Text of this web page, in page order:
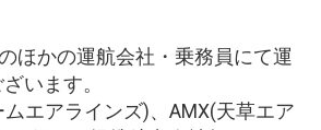
ほかの運航会社・乗務員にて運
います。
ムエアラインズ)、AMX(天草エア